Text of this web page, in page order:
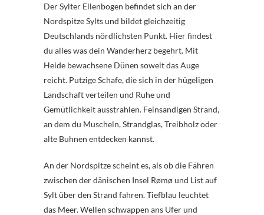
Der Sylter Ellenbogen befindet sich an der
Nordspitze Sylts und bildet gleichzeitig
Deutschlands nördlichsten Punkt. Hier findest
du alles was dein Wanderherz begehrt. Mit
Heide bewachsene Dünen soweit das Auge
reicht. Putzige Schafe, die sich in der hügeligen
Landschaft verteilen und Ruhe und
Gemütlichkeit ausstrahlen. Feinsandigen Strand,
an dem du Muscheln, Strandglas, Treibholz oder
alte Buhnen entdecken kannst.
An der Nordspitze scheint es, als ob die Fähren
zwischen der dänischen Insel Rømø und List auf
Sylt über den Strand fahren. Tiefblau leuchtet
das Meer. Wellen schwappen ans Ufer und